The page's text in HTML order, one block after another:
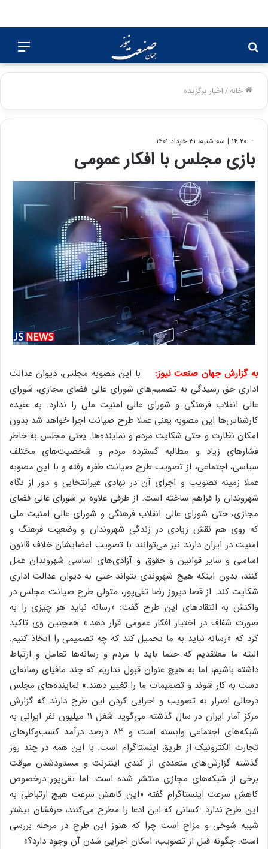
برای
خانه/اخبار برگزیده
۱۴:۲۰ | سه شنبه، ۳۱ خرداد ۱۴۰۱
بازی مجلس با افکار عمومی
به گزارش جهان صنعت نیوز:
با این مصوبه مجلس، دیوان عدالت
اداری حق رسیدگی به تصمیم‌های شورای عالی فضای مجازی، شورای
عالی انقلاب فرهنگی و شورای عالی امنیت ملی را ندارد. به عقیده
کارشناس‌ها این مصوبه یعنی عملا طرح صیانت اجرا خواهد شد بدون
امکان نظارت و حتی شکایت مردم و نماینده‌ها. یعنی مجلس به خاطر
فشارهای زیاد و مطالبه گسترده مردم و شخصیت‌های مختلف
سیاسی، اجتماعی، از تصویب طرح صیانت طفره رفته و با این مصوبه
عملا زمینه تصویب و اجرای آن در نهادی غیرانتخابی و دور از نگاه
شهروندان را فراهم ساخته است. از طرفی علاوه بر شورای عالی فضای
مجازی، حتی شورای عالی انقلاب فرهنگی و شورای عالی امنیت ملی
که روی هم نقش زیادی در زندگی شهروندان و وضعیت فرهنگ و
امنیت در ایران دارند نیز می‌توانند با تصویب اعضایشان خلاف قانون
اساسی و سایر قوانین و‌ حقوق و آزادی‌های اساسی شهروندان عمل
کنند، بدون اینکه هیچ شهروندی بتواند حتی به دیوان عدالت اداری
شکایت کند. از قضا دیروز رضا تقی‌پور، متولی طرح صیانت مجلس در
واکنش به انتقادهای این طرح گفت: «رسانه نباید هر چیزی را به
صورت شفاف در اختیار افکار عمومی قرار دهد.» همچنین وی تاکید
کرد که «رسانه نباید به ما تحمیل کند که چه تصمیمی را اتخاذ کنیم.
البته ما معتقدیم که حتما باید با مردم و رسانه‌ها تعامل و ارتباط
داشته باشیم، اما به هیچ عنوان قبول نداریم که چند مافیای رسانه‌ای
دست به کار شوند و تصمیمات ما را تغییر دهند.» نماینده‌های مجلس
درحالی اصرار به تصویب و اجرایی کردن این طرح دارند که گزارش
مرکز آمار ایران در سال گذشته می‌گوید شغل ۱۱ میلیون نفر ایرانی به
شبکه‌های اجتماعی وابسته است و ۸۳ درصد درآمد کسب‌وکارهای
تجارت‌ الکترونیک از طریق اینستاگرام است. با این همه در چند روز
گذشته گزارش‌های متعددی از کندی اینترنت و مسدودشدن موقت
برخی از شبکه‌های مجازی منتشر شده است. اما تقی‌پور درخصوص
کاهش سرعت اینستاگرام گفته «این کاهش سرعت هیچ ارتباطی به
این طرح ندارد. کسانی که این ادعا را مطرح می‌کنند، حرفشان بیشتر
شبیه شوخی و مزاح است چرا که هنوز این طرح در مرحله بررسی
است. چگونه قبل از تصویب، امکان اجرایی شدن آن وجود دارد؟»